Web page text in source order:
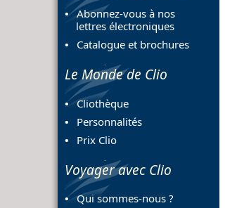
Abonnez-vous à nos
lettres électroniques
Catalogue et brochures
Le Monde de Clio
Cliothèque
Personnalités
Prix Clio
Voyager avec Clio
Qui sommes-nous ?